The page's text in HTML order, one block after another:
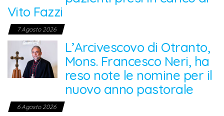
Vito Fazzi
7 Agosto 2026
L’Arcivescovo di Otranto,
Mons. Francesco Neri, ha
reso note le nomine per il
nuovo anno pastorale
6 Agosto 2026